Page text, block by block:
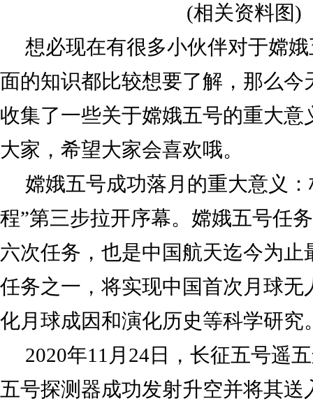
(相关资料图)
想必现在有很多小伙伴对于嫦
面的知识都比较想要了解，那么今
收集了一些关于嫦娥五号的重大意
大家，希望大家会喜欢哦。
嫦娥五号成功落月的重大意义
程”第三步拉开序幕。嫦娥五号任
六次任务，也是中国航天迄今为止
任务之一，将实现中国首次月球无
化月球成因和演化历史等科学研究
2020年11月24日，长征五号遥
五号探测器成功发射升空并将其送